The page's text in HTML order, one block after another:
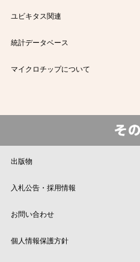
ユビキタス関連
統計データベース
マイクロチップについて
出版物
入札公告・採用情報
お問い合わせ
個人情報保護方針